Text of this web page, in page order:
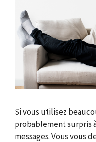
Si vous utilisez
probablement surpris
messages. Vous vous